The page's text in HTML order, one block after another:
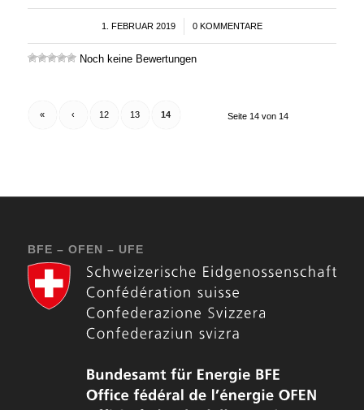
1. FEBRUAR 2019
/ 0 KOMMENTARE
Noch keine Bewertungen
Seite 14 von 14
« ‹ 12 13 14
BFE – OFEN – UFE